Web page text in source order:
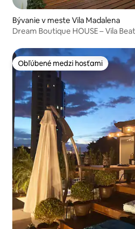
Bývanie v meste Vila Madalena
Dream Boutique HOUSE – Vila
Obľúbené medzi hosťami
Obľúbené medzi hosťami